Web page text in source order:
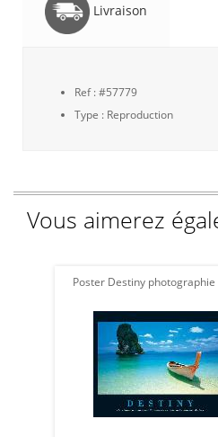
Livraison
Ref : #57779
Type : Reproduction
Vous aimerez
Poster Destiny photographie